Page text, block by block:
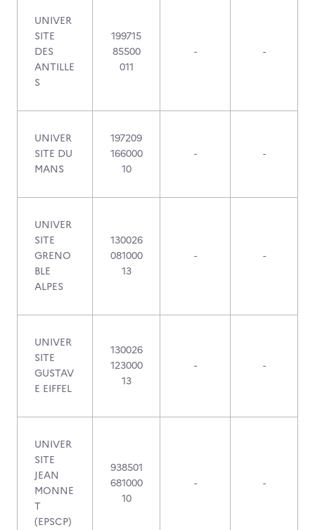
UNIVER
SITE
DES
ANTILLE
S
199715
85500
011
- -
UNIVER
SITE DU
MANS
197209
166000
10
- -
UNIVER
SITE
GRENO
BLE
ALPES
130026
081000
13
- -
UNIVER
SITE
GUSTAV
E EIFFEL
130026
123000
13
- -
UNIVER
SITE
JEAN
MONNE
T
(EPSCP)
938501
681000
10
- -